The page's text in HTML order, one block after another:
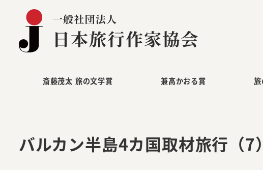
斎藤茂太 旅の文学賞 兼高かおる賞 旅
バルカン半島4カ国取材旅行（7）